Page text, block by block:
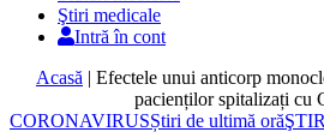
Ştiri medicale
Intră în cont
Acasă | Efectele unui anticorp
pacienților spitalizați cu
CORONAVIRUSȘtiri de ultimă oră